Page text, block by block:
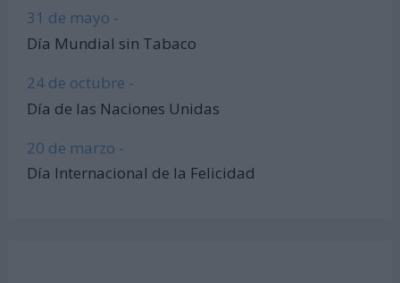
31 de mayo -
Día Mundial sin Tabaco
24 de octubre -
Día de las Naciones Unidas
20 de marzo -
Día Internacional de la Felicidad